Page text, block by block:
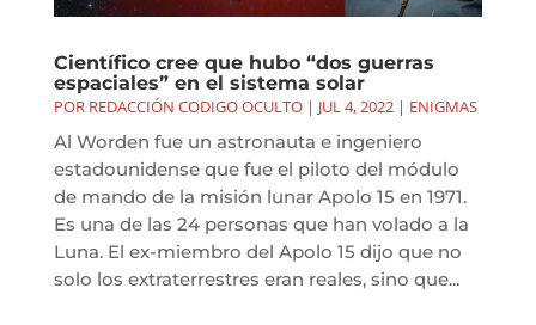
Científico cree que hubo “dos guerras
espaciales” en el sistema solar
POR REDACCIÓN CODIGO OCULTO| JUL 4, 2022| ENIGMAS
Al Worden fue un astronauta e ingeniero
estadounidense que fue el piloto del módulo
de mando de la misión lunar Apolo 15 en 1971.
Es una de las 24 personas que han volado a la
Luna. El ex-miembro del Apolo 15 dijo que no
solo los extraterrestres eran reales, sino que...